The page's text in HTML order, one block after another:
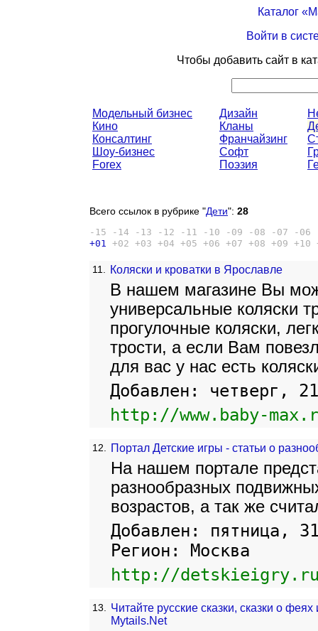
Каталог
Войти в
Чтобы добавить сайт в
Модельный бизнес
Кино
Консалтинг
Шоу-бизнес
Forex
Дизайн
Кланы
Франчайзинг
Софт
Поэзия
Всего ссылок в рубрике "Дети": 28
-15 -14 -13 -12 -11 -10 -09 -08 -07 -06
+01 +02 +03 +04 +05 +06 +07 +08 +09 +10
11. Коляски и кроватки в Ярославле
В нашем магазине Вы
универсальные коляски
прогулочные коляски,
трости, а если Вам
для вас у нас есть
Добавлен: четверг,
http://www.baby-
12. Портал Детские игры - статьи о
На нашем портале
разнообразных
возрастов, а так же
Добавлен: пятница,
Регион: Москва
http://
13.
Читайте русские сказки, сказки о
Mytails.Net